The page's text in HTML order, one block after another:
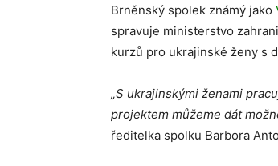
Brněnský spolek známý jako
spravuje ministerstvo
kurzů pro ukrajinské ženy s
„S ukrajinskými ženami
projektem můžeme dát
ředitelka spolku Barbora